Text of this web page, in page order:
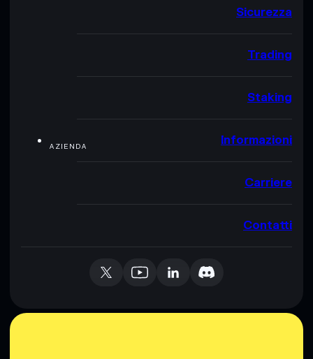
Sicurezza
Trading
Staking
AZIENDA Informazioni
Carriere
Contatti